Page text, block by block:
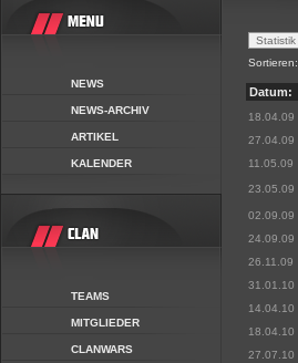
NEWS
NEWS-ARCHIV
ARTIKEL
KALENDER
TEAMS
MITGLIEDER
CLANWARS
Sortieren:
Datum:
18.04.09
27.04.09
11.05.09
23.05.09
02.09.09
24.09.09
26.11.09
31.01.10
14.04.10
18.04.10
27.07.10